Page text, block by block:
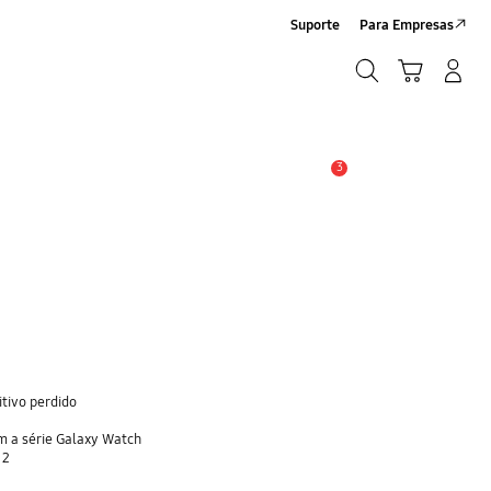
Suporte Para Empresas
3
perdido
a série Galaxy Watch